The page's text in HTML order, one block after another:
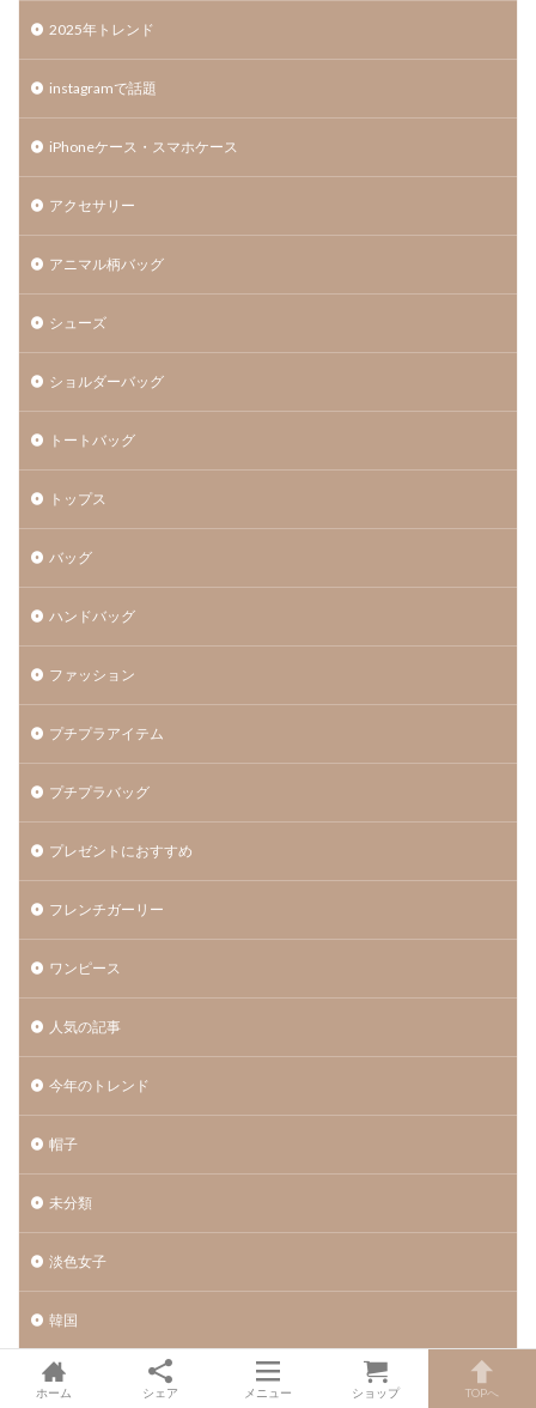
2025年トレンド
instagramで話題
iPhoneケース・スマホケース
アクセサリー
アニマル柄バッグ
シューズ
ショルダーバッグ
トートバッグ
トップス
バッグ
ハンドバッグ
ファッション
プチプラアイテム
プチプラバッグ
プレゼントにおすすめ
フレンチガーリー
ワンピース
人気の記事
今年のトレンド
帽子
未分類
淡色女子
韓国
ホーム シェア メニュー ショップ TOPへ